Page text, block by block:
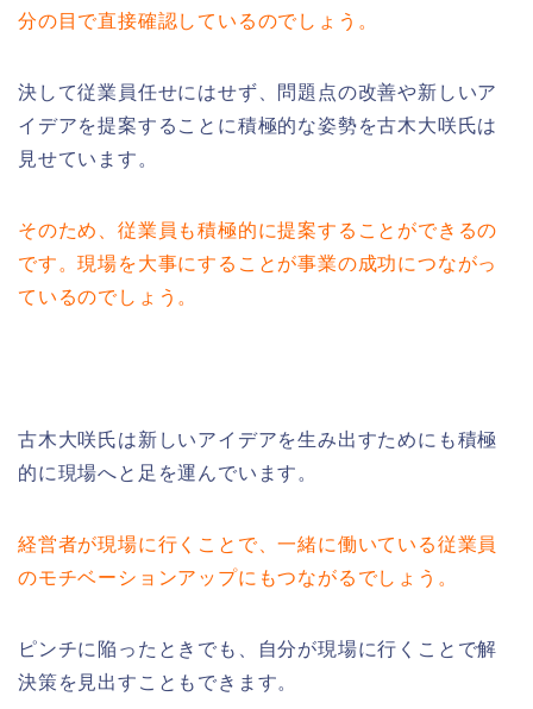
分の目で直接確認しているのでしょう。
決して従業員任せにはせず、問題点の改善や新しいア
イデアを提案することに積極的な姿勢を古木大咲氏は
見せています。
そのため、従業員も積極的に提案することができるの
です。現場を大事にすることが事業の成功につながっ
ているのでしょう。
古木大咲氏は新しいアイデアを生み出すためにも積極
的に現場へと足を運んでいます。
経営者が現場に行くことで、一緒に働いている従業員
のモチベーションアップにもつながるでしょう。
ピンチに陥ったときでも、自分が現場に行くことで解
決策を見出すこともできます。